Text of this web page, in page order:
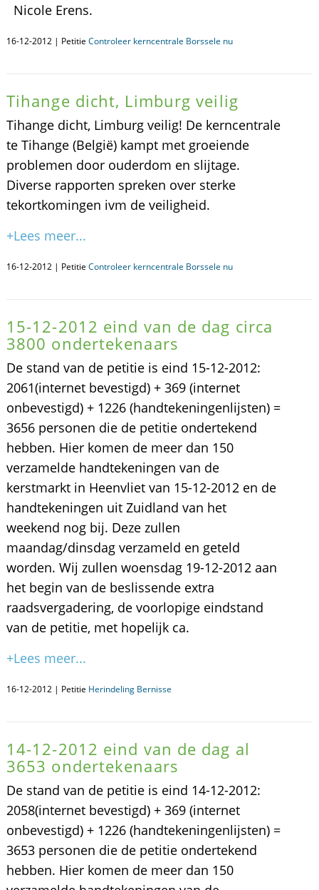
Nicole Erens.
16-12-2012 | Petitie Controleer kerncentrale Borssele nu
Tihange dicht, Limburg veilig
Tihange dicht, Limburg veilig! De kerncentrale
te Tihange (België) kampt met groeiende
problemen door ouderdom en slijtage.
Diverse rapporten spreken over sterke
tekortkomingen ivm de veiligheid.
+Lees meer...
16-12-2012 | Petitie Controleer kerncentrale Borssele nu
15-12-2012 eind van de dag circa
3800 ondertekenaars
De stand van de petitie is eind 15-12-2012:
2061(internet bevestigd) + 369 (internet
onbevestigd) + 1226 (handtekeningenlijsten) =
3656 personen die de petitie ondertekend
hebben. Hier komen de meer dan 150
verzamelde handtekeningen van de
kerstmarkt in Heenvliet van 15-12-2012 en de
handtekeningen uit Zuidland van het
weekend nog bij. Deze zullen
maandag/dinsdag verzameld en geteld
worden. Wij zullen woensdag 19-12-2012 aan
het begin van de beslissende extra
raadsvergadering, de voorlopige eindstand
van de petitie, met hopelijk ca.
+Lees meer...
16-12-2012 | Petitie Herindeling Bernisse
14-12-2012 eind van de dag al
3653 ondertekenaars
De stand van de petitie is eind 14-12-2012:
2058(internet bevestigd) + 369 (internet
onbevestigd) + 1226 (handtekeningenlijsten) =
3653 personen die de petitie ondertekend
hebben. Hier komen de meer dan 150